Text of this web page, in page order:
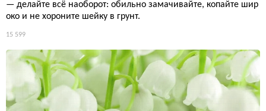
— делайте всё наоборот: обильно замачивайте, копайте шир
око и не хороните шейку в грунт.
15 599